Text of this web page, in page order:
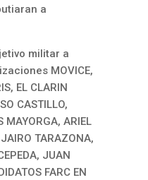
a
militar a
MOVICE,
EL CLARIN
CASTILLO,
MAYORGA, ARIEL
TARAZONA,
JUAN
FARC EN